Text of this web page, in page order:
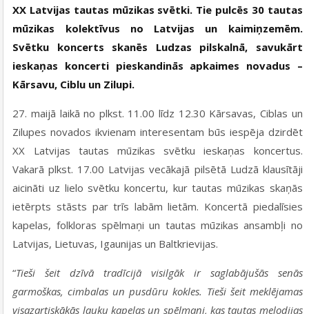
XX Latvijas tautas mūzikas svētki. Tie pulcēs 30 tautas
mūzikas kolektīvus no Latvijas un kaimiņzemēm.
Svētku koncerts skanēs Ludzas pilskalnā, savukārt
ieskaņas koncerti pieskandinās apkaimes novadus –
Kārsavu, Ciblu un Zilupi.
27. maijā laikā no plkst. 11.00 līdz 12.30 Kārsavas, Ciblas un
Zilupes novados ikvienam interesentam būs iespēja dzirdēt
XX Latvijas tautas mūzikas svētku ieskaņas koncertus.
Vakarā plkst. 17.00 Latvijas vecākajā pilsētā Ludzā klausītāji
aicināti uz lielo svētku koncertu, kur tautas mūzikas skaņās
ietērpts stāsts par trīs labām lietām. Koncertā piedalīsies
kapelas, folkloras spēlmaņi un tautas mūzikas ansambļi no
Latvijas, Lietuvas, Igaunijas un Baltkrievijas.
“Tieši šeit dzīvā tradīcijā visilgāk ir saglabājušās senās
garmoškas, cimbalas un pusdūru kokles. Tieši šeit meklējamas
visazartiskākās lauku kapelas un spēlmaņi, kas tautas melodijas